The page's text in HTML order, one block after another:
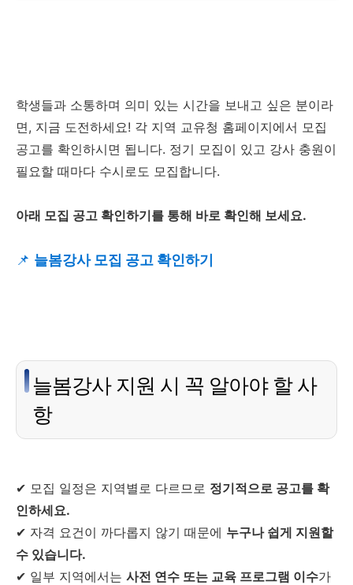
학생들과 소통하며 의미 있는 시간을 보내고 싶은 분이라
면, 지금 도전하세요! 각 지역 교유청 홈페이지에서 모집
공고를 확인하시면 됩니다. 정기 모집이 있고 강사 충원이
필요할 때마다 수시로도 모집합니다.
아래 모집 공고 확인하기를 통해 바로 확인해 보세요.
📌 늘봄강사 모집 공고 확인하기
늘봄강사 지원 시 꼭 알아야 할 사
항
✔ 모집 일정은 지역별로 다르므로 정기적으로 공고를 확
인하세요.
✔ 자격 요건이 까다롭지 않기 때문에 누구나 쉽게 지원할
수 있습니다.
✔ 일부 지역에서는 사전 연수 또는 교육 프로그램 이수가